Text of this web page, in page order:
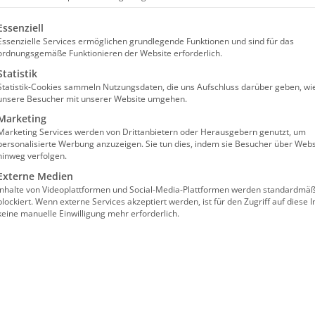
alle in weiten Lebensabschnitten ganz
was wir möchten. So wie Sie
respektiert werden, wollen Sie natürlich
Pflegebedürftigen nach Möglichkeit
eine Liste der Service-Gruppen, für die eine
Services ermöglichen grundlegende Funktionen und sind für das
Funktionieren der Website erforderlich.
Cookies sammeln Nutzungsdaten, die uns Aufschluss darüber geben,
Besucher mit unserer Website umgehen.
Services werden von Drittanbietern oder Herausgebern genutzt, um
Werbung anzuzeigen. Sie tun dies, indem sie Besucher über
verfolgen.
Medien
von Videoplattformen und Social-Media-Plattformen werden
Wenn externe Services akzeptiert werden, ist für den Zugriff auf diese
manuelle Einwilligung mehr erforderlich.